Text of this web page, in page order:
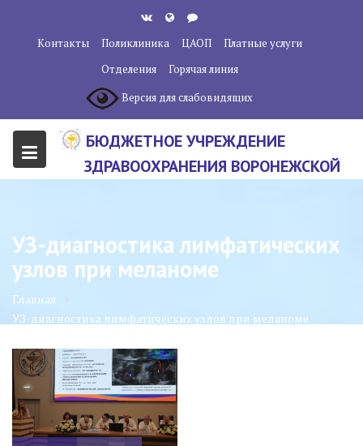
содержанию
Контакты Поликлиника ЦАОП
Платные услуги
Отделения
Горячая линия
Версия для слабовидящих
БЮДЖЕТНОЕ УЧРЕЖДЕНИЕ
ЗДРАВООХРАНЕНИЯ ВОРОНЕЖСКОЙ
КЛИНИЧЕСКИЙ ОНКОЛОГИЧЕСКИЙ
ЦЕНТР"
УЗ-диагностика лимфатических
узлов при меланоме
Главная
УЗ-диагностика лимфатических узлов при меланоме